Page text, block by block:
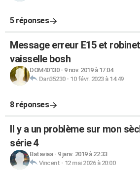
5 réponses
Message erreur E15 et
vaisselle bosh
DOM40130- 9 nov. 2019 à 17:04
Dan35230- 10 févr. 2023 à 14:49
8 réponses
Il y a un problème sur mon
série 4
Bataviaa- 9 janv. 2019 à 22:33
Vincent - 12 mai 2026 à 20:00